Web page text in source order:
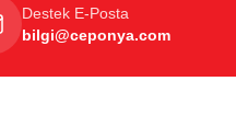
Destek E-Posta
bilgi@ceponya.com